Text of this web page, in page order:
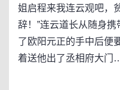
姐启程来我连云观吧，
辞！”连云道长从随身
了欧阳元正的手中后便
着送他出了丞相府大